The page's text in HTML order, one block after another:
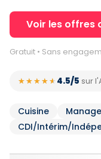
Voir les offres
Gratuit • Sans
★★★★★
★★★★★ 4.5/5 sur
Cuisine
CDI/Intérim/